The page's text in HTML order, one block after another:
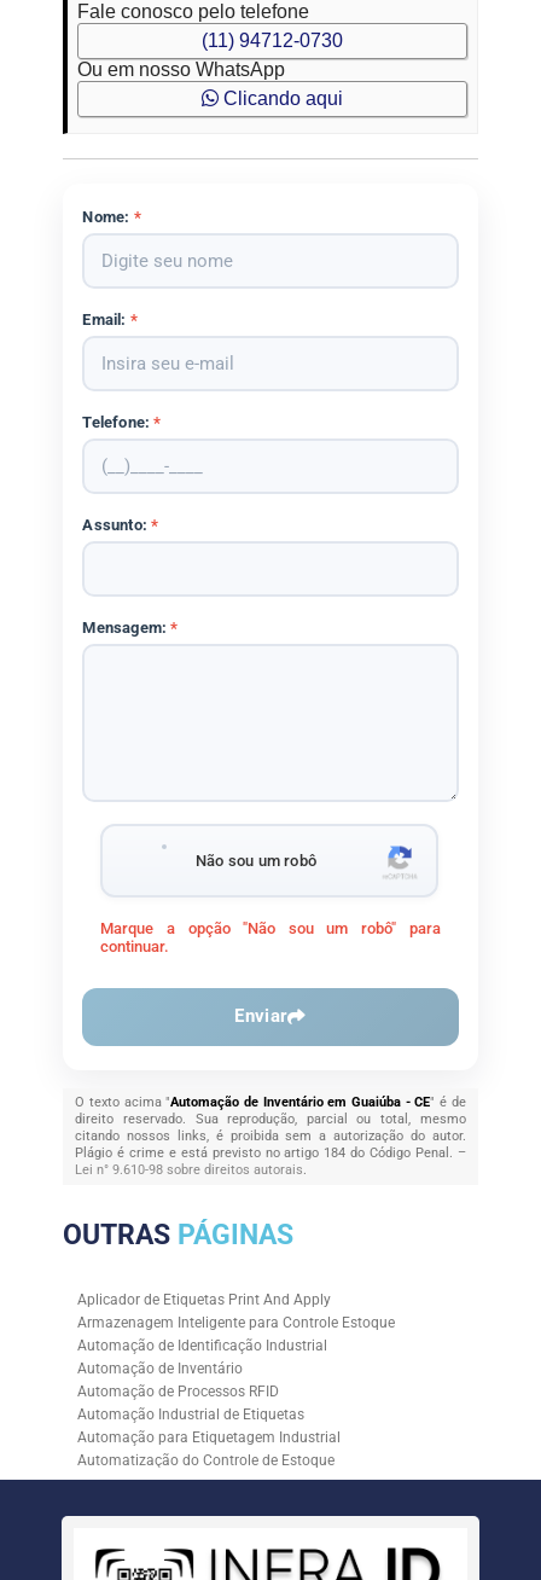
Fale conosco pelo telefone
(11) 94712-0730
Ou em nosso WhatsApp
Clicando aqui
Nome: *
Email: *
Telefone:*
Assunto:*
Mensagem:*
Não sou um robô
Marque a opção "Não sou um robô" para
continuar.
Enviar
O texto acima "Automação de Inventário em Guaiúba - CE" é de
direito reservado. Sua reprodução, parcial ou total, mesmo
citando nossos links, é proibida sem a autorização do autor.
Plágio é crime e está previsto no artigo 184 do Código Penal. –
Lei n° 9.610-98 sobre direitos autorais.
OUTRAS PÁGINAS
Aplicador de Etiquetas Print And Apply
Armazenagem Inteligente para Controle Estoque
Automação de Identificação Industrial
Automação de Inventário
Automação de Processos RFID
Automação Industrial de Etiquetas
Automação para Etiquetagem Industrial
Automatização do Controle de Estoque
Controle de Estoque com RFID
Empresa de Automação para Processos Logísticos
Empresa de Rastreabilidade Industrial